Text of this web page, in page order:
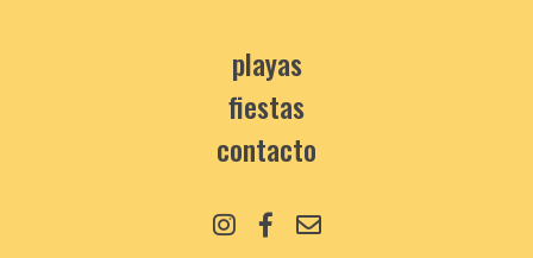
playas
fiestas
contacto